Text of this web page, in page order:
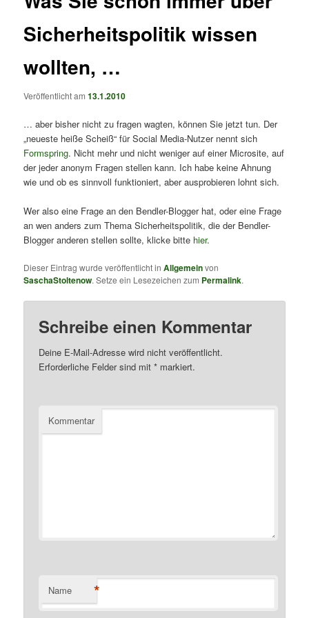
Sicherheitspolitik wissen
wollten, …
Veröffentlicht am13.1.2010
… aber bisher nicht zu fragen wagten, können Sie jetzt tun. Der
„neueste heiße Scheiß“ für Social Media-Nutzer nennt sich
Formspring. Nicht mehr und nicht weniger auf einer Microsite, auf
der jeder anonym Fragen stellen kann. Ich habe keine Ahnung
wie und ob es sinnvoll funktioniert, aber ausprobieren lohnt sich.
Wer also eine Frage an den Bendler-Blogger hat, oder eine Frage
an wen anders zum Thema Sicherheitspolitik, die der Bendler-
Blogger anderen stellen sollte, klicke bitte hier.
Dieser Eintrag wurde veröffentlicht inAllgemeinvon
SaschaStoltenow. Setze ein Lesezeichen zum Permalink.
Schreibe einen Kommentar
Deine E-Mail-Adresse wird nicht veröffentlicht.
Erforderliche Felder sind mit* markiert.
Kommentar
Name *